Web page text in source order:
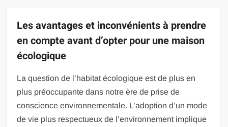
Les avantages et inconvénients à prendre
en compte avant d’opter pour une maison
écologique
La question de l’habitat écologique est de plus en
plus préoccupante dans notre ère de prise de
conscience environnementale. L’adoption d’un mode
de vie plus respectueux de l’environnement implique